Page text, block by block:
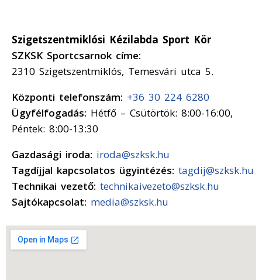
Szigetszentmiklósi Kézilabda Sport Kör
SZKSK Sportcsarnok címe:
2310 Szigetszentmiklós, Temesvári utca 5.
Központi telefonszám: +36 30 224 6280
Ügyfélfogadás: Hétfő – Csütörtök: 8:00-16:00,
Péntek: 8:00-13:30
Gazdasági iroda: iroda@szksk.hu
Tagdíjjal kapcsolatos ügyintézés: tagdij@szksk.hu
Technikai vezető: technikaivezeto@szksk.hu
Sajtókapcsolat: media@szksk.hu